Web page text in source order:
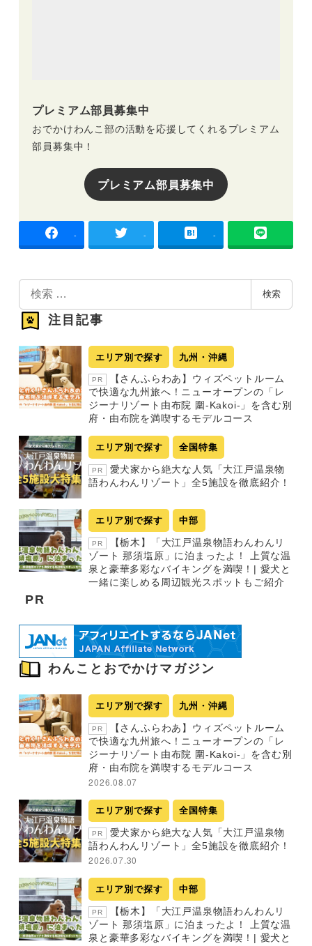
プレミアム部員募集中
おでかけわんこ部の活動を応援してくれるプレミアム
部員募集中！
プレミアム部員募集中
- - -
検
索
検索
注目記事
エリア別で探す 九州・沖縄
PR
【さんふらわあ】ウィズペットルーム
で快適な九州旅へ！ニューオープンの「レ
ジーナリゾート由布院 圍-Kakoi-」を含む別
府・由布院を満喫するモデルコース
エリア別で探す 全国特集
PR
愛犬家から絶大な人気「大江戸温泉物
語わんわんリゾート」全5施設を徹底紹介！
エリア別で探す 中部
PR
【栃木】「大江戸温泉物語わんわんリ
ゾート 那須塩原」に泊まったよ！ 上質な温
泉と豪華多彩なバイキングを満喫！| 愛犬と
一緒に楽しめる周辺観光スポットもご紹介
PR
わんことおでかけマガジン
エリア別で探す 九州・沖縄
PR
【さんふらわあ】ウィズペットルーム
で快適な九州旅へ！ニューオープンの「レ
ジーナリゾート由布院 圍-Kakoi-」を含む別
府・由布院を満喫するモデルコース
2026.08.07
エリア別で探す 全国特集
PR
愛犬家から絶大な人気「大江戸温泉物
語わんわんリゾート」全5施設を徹底紹介！
2026.07.30
エリア別で探す 中部
PR
【栃木】「大江戸温泉物語わんわんリ
ゾート 那須塩原」に泊まったよ！ 上質な温
泉と豪華多彩なバイキングを満喫！| 愛犬と